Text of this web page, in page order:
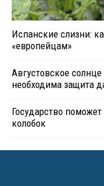
Испанские слизни:
«европейцам»
Августовское
необходима защита
Государство
колобок